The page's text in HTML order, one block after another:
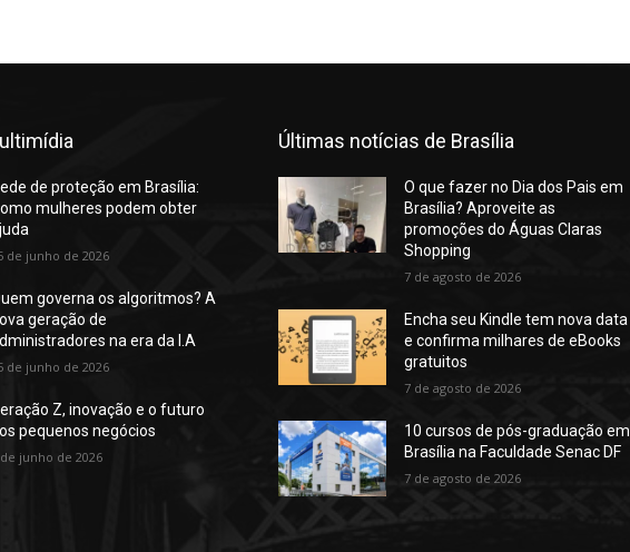
de proteção em Brasília:
mulheres podem obter
de junho de 2026
governa os algoritmos? A
geração de
na era da I.A
de junho de 2026
Z, inovação e o futuro
pequenos negócios
junho de 2026
Últimas notícias de Brasília
O que fazer no Dia dos Pais em
Brasília? Aproveite as
promoções do Águas Claras
Shopping
7 de agosto de 2026
Encha seu Kindle tem nova data
e confirma milhares de eBooks
gratuitos
7 de agosto de 2026
10 cursos de pós-graduação em
Brasília na Faculdade Senac DF
7 de agosto de 2026